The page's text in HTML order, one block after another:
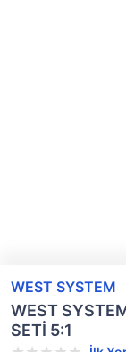
WEST SYSTEM
WEST
SETİ 5:1